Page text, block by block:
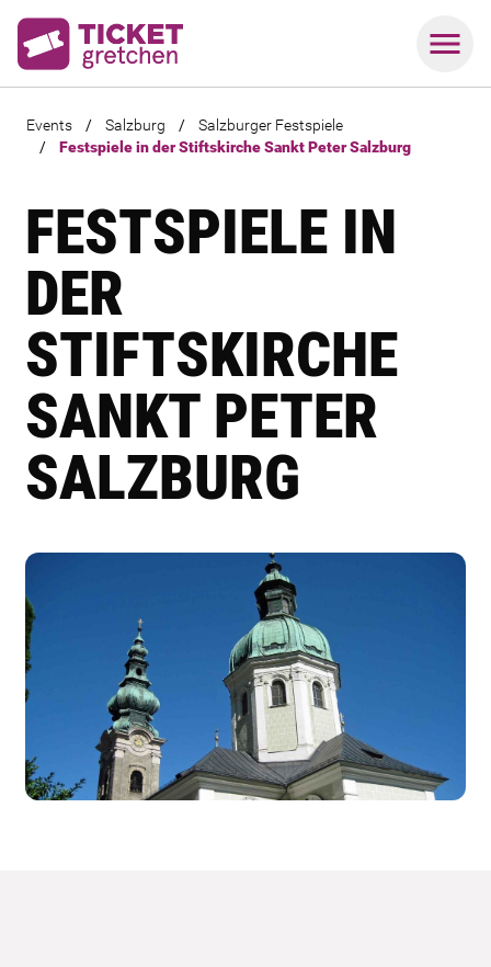
Events / Salzburg /
Salzburger Festspiele
/
Festspiele in der Stiftskirche Sankt Peter Salzburg
FESTSPIELE IN
DER
STIFTSKIRCHE
SANKT PETER
SALZBURG